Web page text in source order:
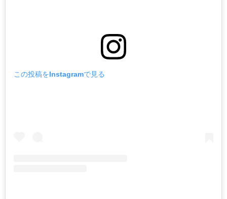
この投稿をInstagramで見る